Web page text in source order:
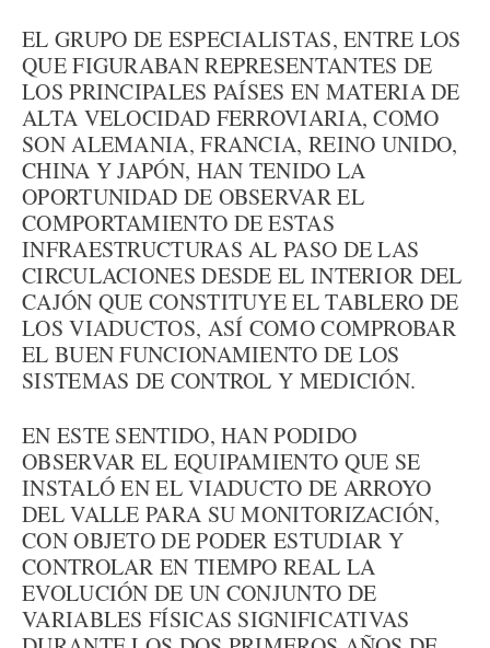
EL GRUPO DE ESPECIALISTAS, ENTRE LOS
QUE FIGURABAN REPRESENTANTES DE
LOS PRINCIPALES PAÍSES EN MATERIA DE
ALTA VELOCIDAD FERROVIARIA, COMO
SON ALEMANIA, FRANCIA, REINO UNIDO,
CHINA Y JAPÓN, HAN TENIDO LA
OPORTUNIDAD DE OBSERVAR EL
COMPORTAMIENTO DE ESTAS
INFRAESTRUCTURAS AL PASO DE LAS
CIRCULACIONES DESDE EL INTERIOR DEL
CAJÓN QUE CONSTITUYE EL TABLERO DE
LOS VIADUCTOS, ASÍ COMO COMPROBAR
EL BUEN FUNCIONAMIENTO DE LOS
SISTEMAS DE CONTROL Y MEDICIÓN.
EN ESTE SENTIDO, HAN PODIDO
OBSERVAR EL EQUIPAMIENTO QUE SE
INSTALÓ EN EL VIADUCTO DE ARROYO
DEL VALLE PARA SU MONITORIZACIÓN,
CON OBJETO DE PODER ESTUDIAR Y
CONTROLAR EN TIEMPO REAL LA
EVOLUCIÓN DE UN CONJUNTO DE
VARIABLES FÍSICAS SIGNIFICATIVAS